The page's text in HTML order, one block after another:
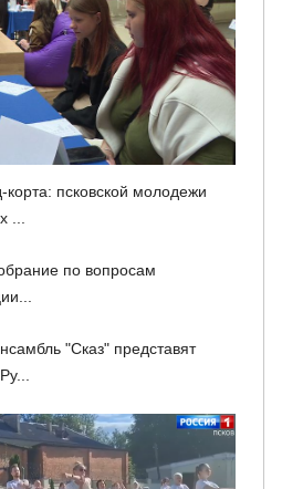
псковской молодежи
...
по вопросам
"Сказ" представят